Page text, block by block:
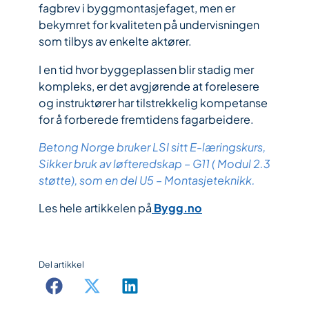
fagbrev i byggmontasjefaget, men er
bekymret for kvaliteten på undervisningen
som tilbys av enkelte aktører.
I en tid hvor byggeplassen blir stadig mer
kompleks, er det avgjørende at forelesere
og instruktører har tilstrekkelig kompetanse
for å forberede fremtidens fagarbeidere.
Betong Norge bruker LSI sitt E-læringskurs,
Sikker bruk av løfteredskap – G11 ( Modul 2.3
støtte), som en del U5 – Montasjeteknikk.
Les hele artikkelen på Bygg.no
Del artikkel